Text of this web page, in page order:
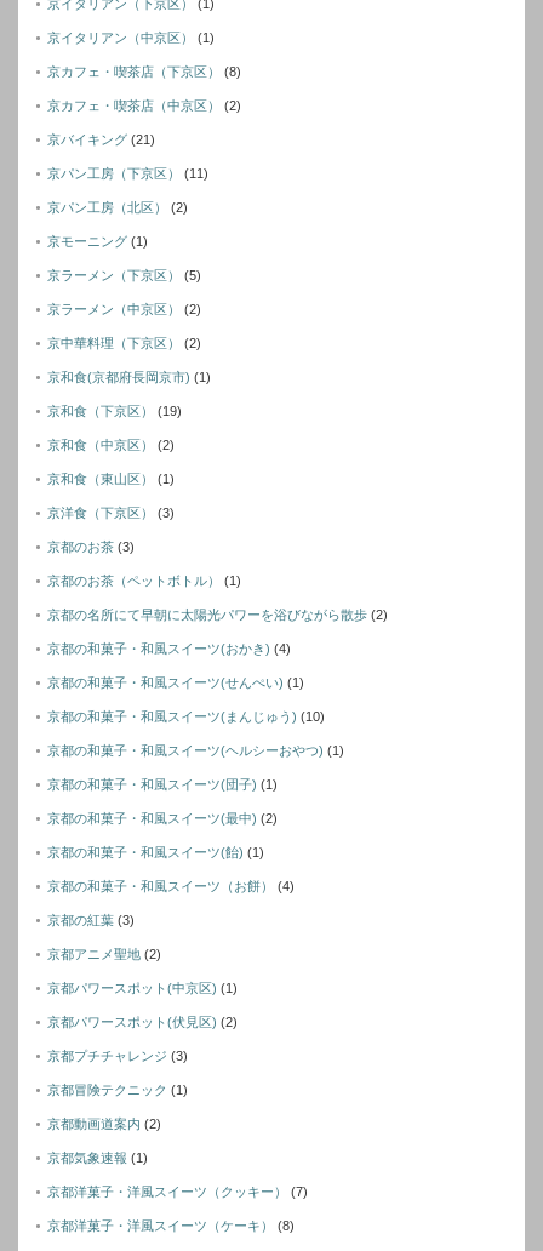
京イタリアン（下京区） (1)
京イタリアン（中京区） (1)
京カフェ・喫茶店（下京区） (8)
京カフェ・喫茶店（中京区） (2)
京バイキング (21)
京パン工房（下京区） (11)
京パン工房（北区） (2)
京モーニング (1)
京ラーメン（下京区） (5)
京ラーメン（中京区） (2)
京中華料理（下京区） (2)
京和食(京都府長岡京市) (1)
京和食（下京区） (19)
京和食（中京区） (2)
京和食（東山区） (1)
京洋食（下京区） (3)
京都のお茶 (3)
京都のお茶（ペットボトル） (1)
京都の名所にて早朝に太陽光パワーを浴びながら散歩 (2)
京都の和菓子・和風スイーツ(おかき) (4)
京都の和菓子・和風スイーツ(せんぺい) (1)
京都の和菓子・和風スイーツ(まんじゅう) (10)
京都の和菓子・和風スイーツ(ヘルシーおやつ) (1)
京都の和菓子・和風スイーツ(団子) (1)
京都の和菓子・和風スイーツ(最中) (2)
京都の和菓子・和風スイーツ(飴) (1)
京都の和菓子・和風スイーツ（お餅） (4)
京都の紅葉 (3)
京都アニメ聖地 (2)
京都パワースポット(中京区) (1)
京都パワースポット(伏見区) (2)
京都プチチャレンジ (3)
京都冒険テクニック (1)
京都動画道案内 (2)
京都気象速報 (1)
京都洋菓子・洋風スイーツ（クッキー） (7)
京都洋菓子・洋風スイーツ（ケーキ） (8)